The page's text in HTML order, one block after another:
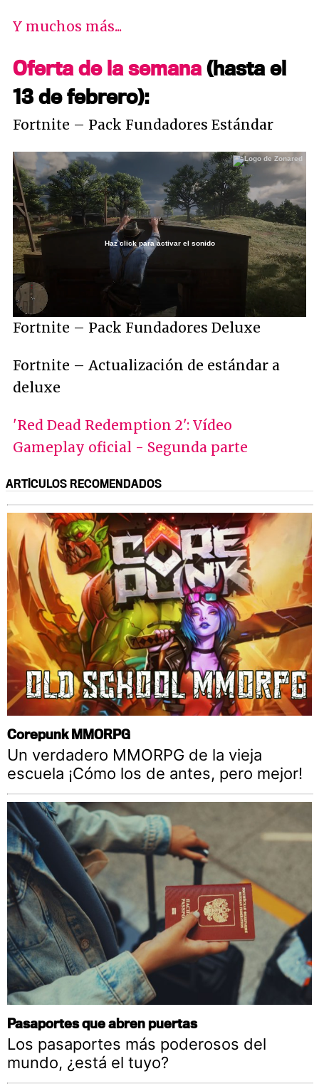
Y muchos más...
Oferta de la semana (hasta el
13 de febrero):
Fortnite – Pack Fundadores Estándar
Haz click para activar el sonido
Fortnite – Pack Fundadores Deluxe
Fortnite – Actualización de estándar a
deluxe
'Red Dead Redemption 2': Vídeo
Gameplay oficial - Segunda parte
ARTÍCULOS RECOMENDADOS
Corepunk MMORPG
Un verdadero MMORPG de la vieja
escuela ¡Cómo los de antes, pero mejor!
Pasaportes que abren puertas
Los pasaportes más poderosos del
mundo, ¿está el tuyo?